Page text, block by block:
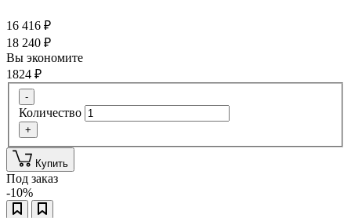
16 416 ₽
18 240 ₽
Вы экономите
1824 ₽
-
Количество
+
Купить
Под заказ
-10%